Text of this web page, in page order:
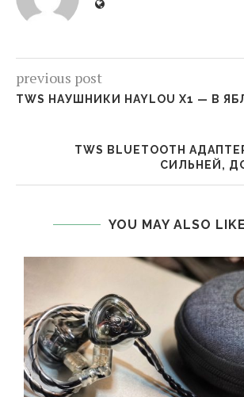
previous post
TWS НАУШНИКИ HAYLOU X1 — В
TWS BLUETOOTH
СИЛЬНЕЙ,
YOU MAY ALSO LIKE